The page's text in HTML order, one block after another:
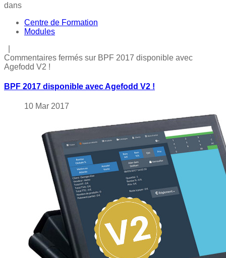
dans
Centre de Formation
Modules
Commentaires fermés sur BPF 2017 disponible avec
Agefodd V2 !
BPF 2017 disponible avec Agefodd V2 !
10 Mar 2017